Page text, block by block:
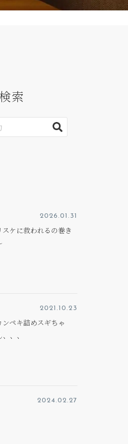
索
2026.01.31
スケに救われるの巻き
2021.10.23
ンペキ詰めスギちゃ
、、、
2024.02.27